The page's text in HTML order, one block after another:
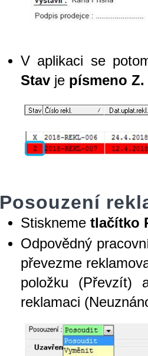
V aplikaci se
Stav je písmeno Z.
Posouzení
Stiskneme tlačítko
Odpovědný
převezme
položku (Převzít)
reklamaci